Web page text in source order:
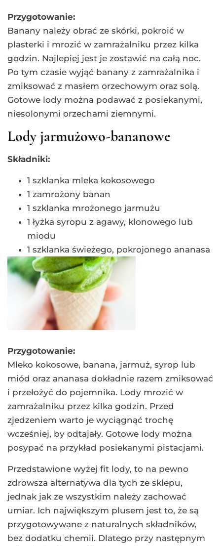
Przygotowanie:
Banany należy obrać ze skórki, pokroić w
plasterki i mrozić w zamrażalniku przez kilka
godzin. Najlepiej jest je zostawić na całą noc.
Po tym czasie wyjąć banany z zamrażalnika i
zmiksować z masłem orzechowym oraz solą.
Gotowe lody można podawać z posiekanymi,
niesolonymi orzechami ziemnymi.
Lody jarmużowo-bananowe
Składniki:
1 szklanka mleka kokosowego
1 zamrożony banan
1 szklanka mrożonego jarmużu
1 łyżka syropu z agawy, klonowego lub
miodu
1 szklanka świeżego, pokrojonego ananasa
Przygotowanie:
Mleko kokosowe, banana, jarmuż, syrop lub
miód oraz ananasa dokładnie razem zmiksować
i przełożyć do pojemnika. Lody mrozić w
zamrażalniku przez kilka godzin. Przed
zjedzeniem warto je wyciągnąć trochę
wcześniej, by odtajały. Gotowe lody można
posypać na przykład posiekanymi pistacjami.
Przedstawione wyżej fit lody, to na pewno
zdrowsza alternatywa dla tych ze sklepu,
jednak jak ze wszystkim należy zachować
umiar. Ich największym plusem jest to, że są
przygotowywane z naturalnych składników,
bez dodatku chemii. Dlatego przy następnym